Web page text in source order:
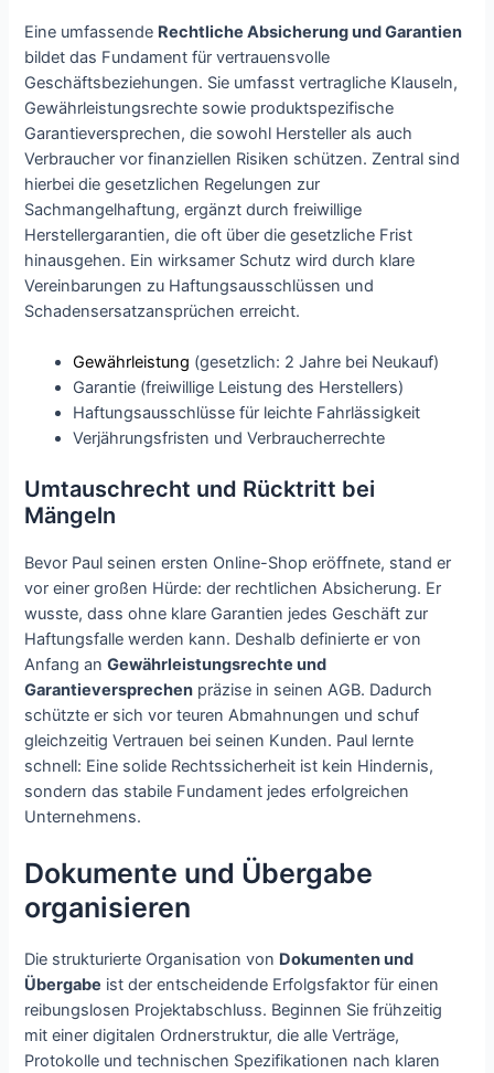
Eine umfassende Rechtliche Absicherung und Garantien
bildet das Fundament für vertrauensvolle
Geschäftsbeziehungen. Sie umfasst vertragliche Klauseln,
Gewährleistungsrechte sowie produktspezifische
Garantieversprechen, die sowohl Hersteller als auch
Verbraucher vor finanziellen Risiken schützen. Zentral sind
hierbei die gesetzlichen Regelungen zur
Sachmangelhaftung, ergänzt durch freiwillige
Herstellergarantien, die oft über die gesetzliche Frist
hinausgehen. Ein wirksamer Schutz wird durch klare
Vereinbarungen zu Haftungsausschlüssen und
Schadensersatzansprüchen erreicht.
Gewährleistung (gesetzlich: 2 Jahre bei Neukauf)
Garantie (freiwillige Leistung des Herstellers)
Haftungsausschlüsse für leichte Fahrlässigkeit
Verjährungsfristen und Verbraucherrechte
Umtauschrecht und Rücktritt bei
Mängeln
Bevor Paul seinen ersten Online-Shop eröffnete, stand er
vor einer großen Hürde: der rechtlichen Absicherung. Er
wusste, dass ohne klare Garantien jedes Geschäft zur
Haftungsfalle werden kann. Deshalb definierte er von
Anfang anGewährleistungsrechte und
Garantieversprechen präzise in seinen AGB. Dadurch
schützte er sich vor teuren Abmahnungen und schuf
gleichzeitig Vertrauen bei seinen Kunden. Paul lernte
schnell: Eine solide Rechtssicherheit ist kein Hindernis,
sondern das stabile Fundament jedes erfolgreichen
Unternehmens.
Dokumente und Übergabe
organisieren
Die strukturierte Organisation von Dokumenten und
Übergabe ist der entscheidende Erfolgsfaktor für einen
reibungslosen Projektabschluss. Beginnen Sie frühzeitig
mit einer digitalen Ordnerstruktur, die alle Verträge,
Protokolle und technischen Spezifikationen nach klaren